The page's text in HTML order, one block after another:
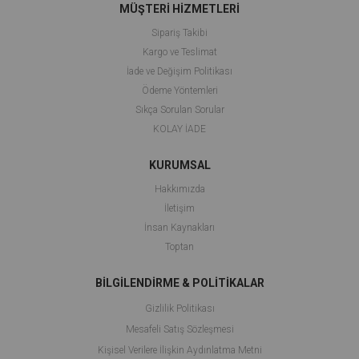
MÜŞTERİ HİZMETLERİ
Sipariş Takibi
Kargo ve Teslimat
İade ve Değişim Politikası
Ödeme Yöntemleri
Sıkça Sorulan Sorular
KOLAY İADE
KURUMSAL
Hakkımızda
İletişim
İnsan Kaynakları
Toptan
BİLGİLENDİRME & POLİTİKALAR
Gizlilik Politikası
Mesafeli Satış Sözleşmesi
Kişisel Verilere İlişkin Aydınlatma Metni